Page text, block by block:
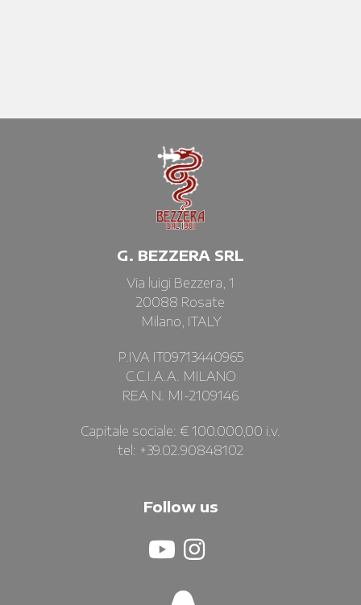
G. BEZZERA SRL
Via luigi Bezzera, 1
20088 Rosate
Milano, ITALY
P.IVA IT09713440965
C.C.I.A.A. MILANO
REA N. MI-2109146
Capitale sociale: € 100.000,00 i.v.
tel: +39.02.90848102
Follow us